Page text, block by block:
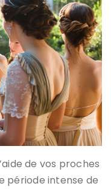
de vos proches
période intense de